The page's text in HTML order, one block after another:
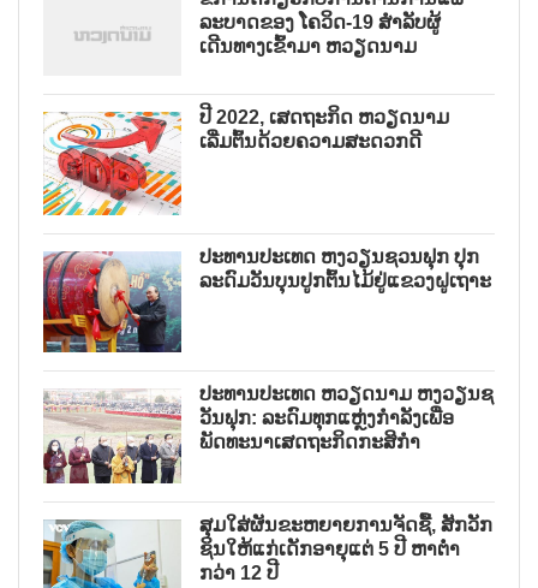
ລະບາດຂອງ ໂຄວິດ-19 ສຳລັບຜູ້
ເດີນທາງເຂົ້າມາ ຫວຽດນາມ
ປີ 2022, ເສດຖະກິດ ຫວຽດນາມ
ເລີ່ມຕົ້ນດ້ວຍຄວາມສະດວກດີ
ປະທານປະເທດ ຫງວຽນຊວນຟຸກ ປຸກ
ລະດົມວັນບຸນປູກຕົ້ນໄມ້ຢູ່ແຂວງຝູເຖາະ
ປະທານປະເທດ ຫວຽດນາມ ຫງວຽນຊ
ວັນຟຸກ: ລະດົມທຸກແຫຼ່ງກຳລັງເພື່ອ
ພັດທະນາເສດຖະກິດກະສິກຳ
ສຸມໃສ່ຜັນຂະຫຍາຍການຈັດຊື້, ສັກວັກ
ຊິນໃຫ້ແກ່ເດັກອາຍຸແຕ່ 5 ປີ ຫາຕ່ຳ
ກວ່າ 12 ປີ